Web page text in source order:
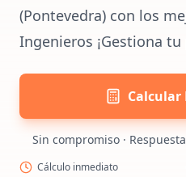
(Pontevedra) con los
Ingenieros ¡Gestiona
Sin compromiso ·
Cálculo inmediato